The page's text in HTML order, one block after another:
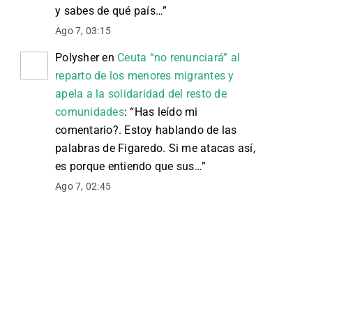
y sabes de qué país…”
Ago 7, 03:15
Polysheren Ceuta “no renunciará” al
reparto de los menores migrantes y
apela a la solidaridad del resto de
comunidades: “Has leído mi
comentario?. Estoy hablando de las
palabras de Figaredo. Si me atacas así,
es porque entiendo que sus…”
Ago 7, 02:45